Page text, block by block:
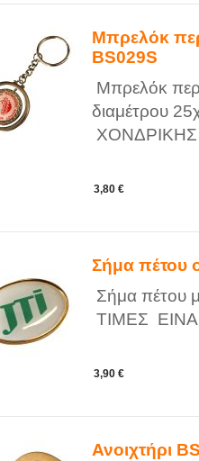
Μπρελόκ
BS029S
Μπρελόκ
διαμέτρου
3,80 €
Σήμα πέτου
Σήμα πέτου
ΤΙΜΕΣ
3,90 €
Ανοιχτήρι